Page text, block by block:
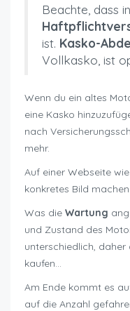
Beachte, dass
ist. Kasko-
Vollkasko, ist
Wenn du ein altes
eine Kasko
nach
mehr.
Auf einer Webseite wie
konkretes Bild machen.
Was die Wartung
und Zustand des
unterschiedlich, daher
kaufen…
Am Ende kommt es
auf die Anzahl